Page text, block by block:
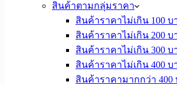
สินค้าตามกลุ่มราคา
สินค้าราคาไม่เกิน 100 บ
สินค้าราคาไม่เกิน 200 บ
สินค้าราคาไม่เกิน 300 บ
สินค้าราคาไม่เกิน 400 บ
สินค้าราคามากกว่า 400